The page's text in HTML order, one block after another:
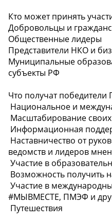
Кто может принять
Добровольцы и
Общественные лидеры
Представители НКО и
Муниципальные
субъекты РФ
Что получат победители
Национальное и
Масштабирование
Информационная
Наставничество от
ведомств и лидеров
Участие в
Возможность получить
Участие в
#МЫВМЕСТЕ, ПМЭФ и
Путешествия